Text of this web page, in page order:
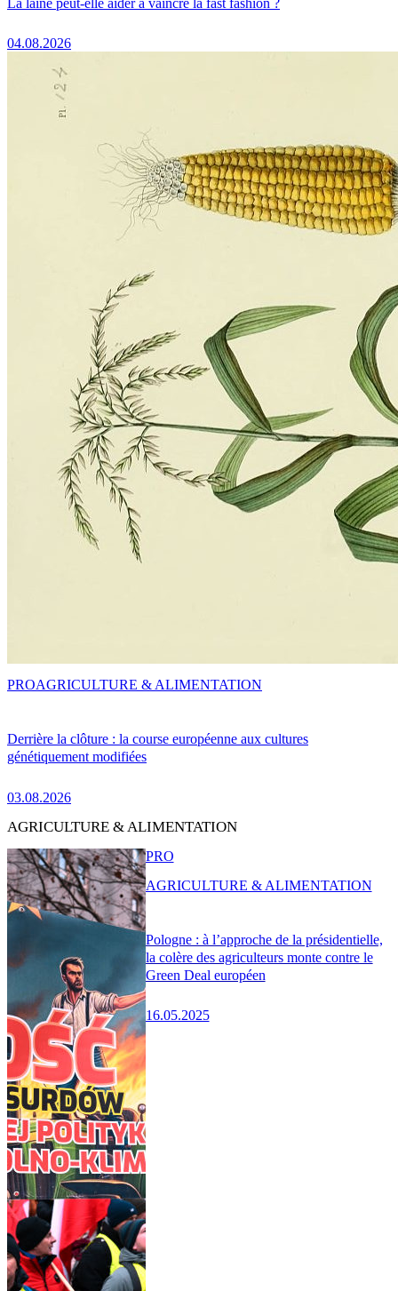
04.08.2026
Derrière la clôture : la course européenne aux cultures
génétiquement modifiées
03.08.2026
PROAGRICULTURE & ALIMENTATION
AGRICULTURE & ALIMENTATION
Pologne : à l’approche de la présidentielle,
la colère des agriculteurs monte contre le
Green Deal européen
16.05.2025
PRO
AGRICULTURE & ALIMENTATION